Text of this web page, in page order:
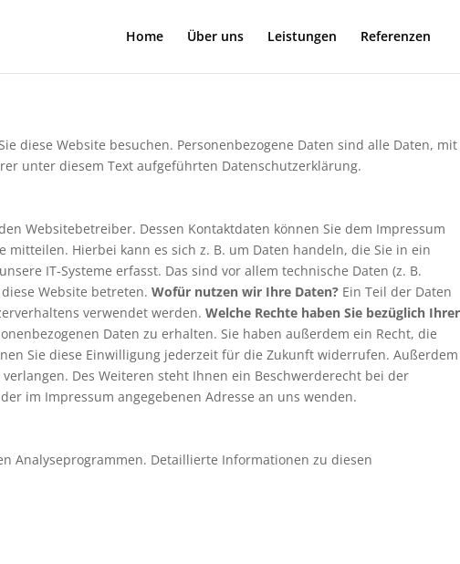
Home Über uns Leistungen Referenzen
diese Website besuchen. Personenbezogene Daten sind alle Daten, mit
unter diesem Text aufgeführten Datenschutzerklärung.
Websitebetreiber. Dessen Kontaktdaten können Sie dem Impressum
Hierbei kann es sich z. B. um Daten handeln, die Sie in ein
IT-Systeme erfasst. Das sind vor allem technische Daten (z. B.
Website betreten. Wofür nutzen wir Ihre Daten? Ein Teil der Daten
verwendet werden. Welche Rechte haben Sie bezüglich Ihrer
Daten zu erhalten. Sie haben außerdem ein Recht, die
Sie diese Einwilligung jederzeit für die Zukunft widerrufen. Außerdem
Des Weiteren steht Ihnen ein Beschwerderecht bei der
im Impressum angegebenen Adresse an uns wenden.
Analyseprogrammen. Detaillierte Informationen zu diesen